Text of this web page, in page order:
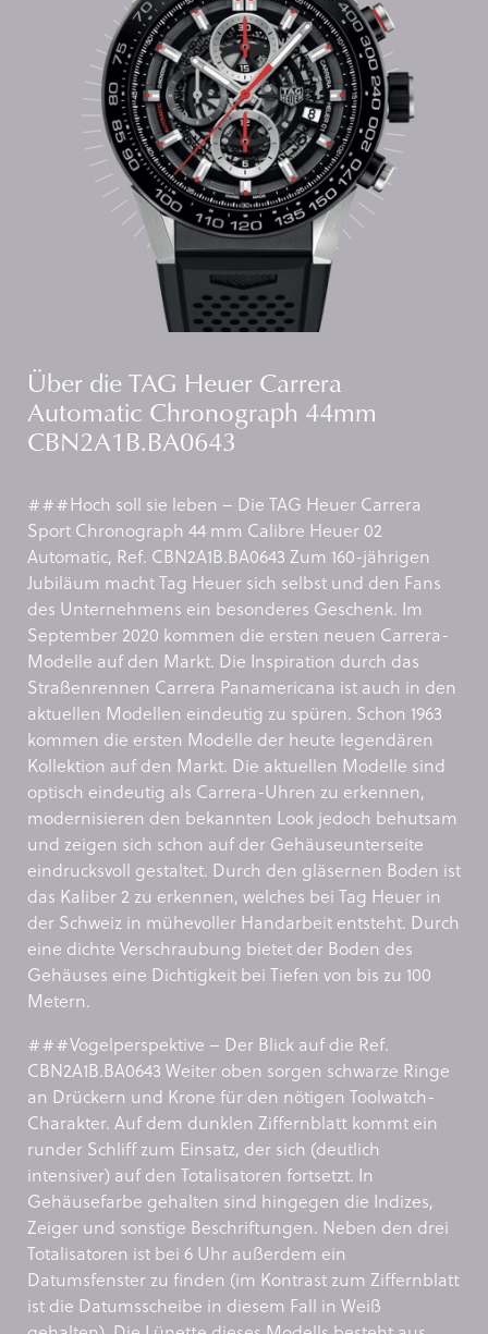
Über die TAG Heuer Carrera
Automatic Chronograph 44mm
CBN2A1B.BA0643
###Hoch soll sie leben – Die TAG Heuer Carrera
Sport Chronograph 44 mm Calibre Heuer 02
Automatic, Ref. CBN2A1B.BA0643 Zum 160-jährigen
Jubiläum macht Tag Heuer sich selbst und den Fans
des Unternehmens ein besonderes Geschenk. Im
September 2020 kommen die ersten neuen Carrera-
Modelle auf den Markt. Die Inspiration durch das
Straßenrennen Carrera Panamericana ist auch in den
aktuellen Modellen eindeutig zu spüren. Schon 1963
kommen die ersten Modelle der heute legendären
Kollektion auf den Markt. Die aktuellen Modelle sind
optisch eindeutig als Carrera-Uhren zu erkennen,
modernisieren den bekannten Look jedoch behutsam
und zeigen sich schon auf der Gehäuseunterseite
eindrucksvoll gestaltet. Durch den gläsernen Boden ist
das Kaliber 2 zu erkennen, welches bei Tag Heuer in
der Schweiz in mühevoller Handarbeit entsteht. Durch
eine dichte Verschraubung bietet der Boden des
Gehäuses eine Dichtigkeit bei Tiefen von bis zu 100
Metern.
###Vogelperspektive – Der Blick auf die Ref.
CBN2A1B.BA0643 Weiter oben sorgen schwarze Ringe
an Drückern und Krone für den nötigen Toolwatch-
Charakter. Auf dem dunklen Ziffernblatt kommt ein
runder Schliff zum Einsatz, der sich (deutlich
intensiver) auf den Totalisatoren fortsetzt. In
Gehäusefarbe gehalten sind hingegen die Indizes,
Zeiger und sonstige Beschriftungen. Neben den drei
Totalisatoren ist bei 6 Uhr außerdem ein
Datumsfenster zu finden (im Kontrast zum Ziffernblatt
ist die Datumsscheibe in diesem Fall in Weiß